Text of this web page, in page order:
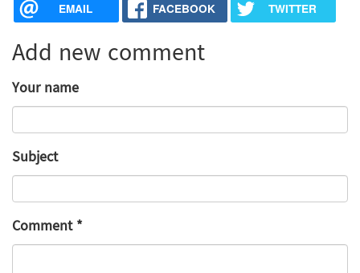
EMAIL FACEBOOK TWITTER
Add new comment
Your name
Subject
Comment*